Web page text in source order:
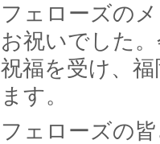
フェローズの
お祝いでした
祝福を受け、
ます。
フェローズの